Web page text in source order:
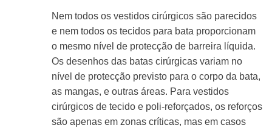
Nem todos os vestidos cirúrgicos são parecidos
e nem todos os tecidos para bata proporcionam
o mesmo nível de protecção de barreira líquida.
Os desenhos das batas cirúrgicas variam no
nível de protecção previsto para o corpo da bata,
as mangas, e outras áreas. Para vestidos
cirúrgicos de tecido e poli-reforçados, os reforços
são apenas em zonas críticas, mas em casos